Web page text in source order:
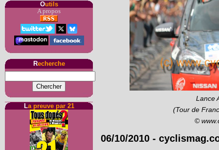
Outils
A propos
Recherche
La preuve par 21
Lance
(Tour de
©
06/10/2010 -